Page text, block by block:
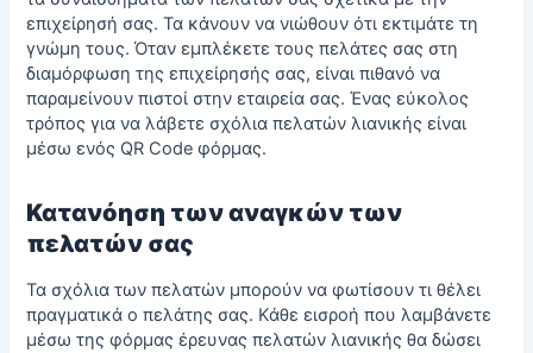
επιχείρησή σας. Τα κάνουν να νιώθουν ότι εκτιμάτε τη
γνώμη τους. Όταν εμπλέκετε τους πελάτες σας στη
διαμόρφωση της επιχείρησής σας, είναι πιθανό να
παραμείνουν πιστοί στην εταιρεία σας. Ένας εύκολος
τρόπος για να λάβετε σχόλια πελατών λιανικής είναι
μέσω ενός QR Code φόρμας.
Κατανόηση των αναγκών των
πελατών σας
Τα σχόλια των πελατών μπορούν να φωτίσουν τι θέλει
πραγματικά ο πελάτης σας. Κάθε εισροή που λαμβάνετε
μέσω της φόρμας έρευνας πελατών λιανικής θα δώσει